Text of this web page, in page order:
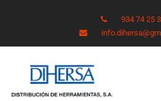
934 74 25